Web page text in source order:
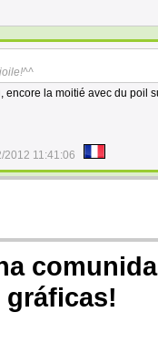
encore la moitié avec du poil
2012 11:41:06